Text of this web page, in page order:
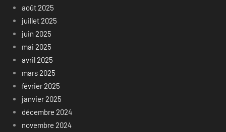
août 2025
juillet 2025
juin 2025
mai 2025
avril 2025
mars 2025
février 2025
janvier 2025
décembre 2024
novembre 2024